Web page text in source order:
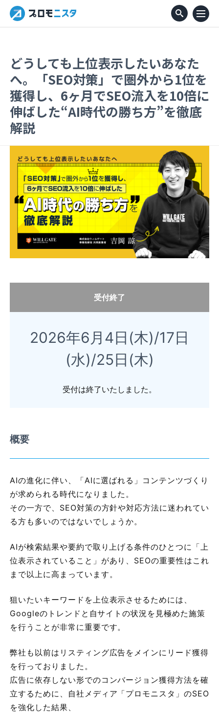
どうしても上位表示したいあなた
へ。「SEO対策」で圏外から1位を
獲得し、6ヶ月でSEO流入を10倍に
伸ばした“AI時代の勝ち方”を徹底
解説
受付終了
2026年6月4日(木)/17日
(水)/25日(木)
受付は終了いたしました。
概要
AIの進化に伴い、「AIに選ばれる」コンテンツづくり
が求められる時代になりました。
その一方で、SEO対策の方針や対応方法に迷われてい
る方も多いのではないでしょうか。
AIが検索結果や要約で取り上げる条件のひとつに「上
位表示されていること」があり、SEOの重要性はこれ
まで以上に高まっています。
狙いたいキーワードを上位表示させるためには、
Googleのトレンドと自サイトの状況を見極めた施策
を行うことが非常に重要です。
弊社も以前はリスティング広告をメインにリード獲得
を行っておりました。
広告に依存しない形でのコンバージョン獲得方法を確
立するために、自社メディア「プロモニスタ」のSEO
を強化した結果、